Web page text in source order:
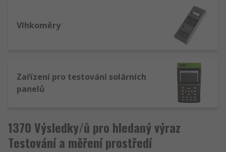
Vlhkoměry
Zařízení pro testování solárních
panelů
1370 Výsledky/ů pro hledaný výraz
Testování a měření prostředí